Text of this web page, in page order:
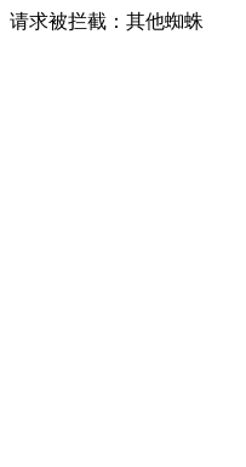
请求被拦截：其他蜘蛛